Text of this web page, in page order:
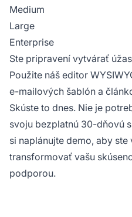
Medium
Large
Enterprise
Ste pripravení vytvárať
Použite náš editor
e-mailových šablón a
Skúste to dnes. Nie je
svoju bezplatnú 30-dňovú
si naplánujte demo, aby
transformovať vašu
podporou.